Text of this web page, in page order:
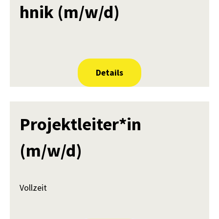
hnik (m/w/d)
Details
Projektleiter*in
(m/w/d)
Vollzeit